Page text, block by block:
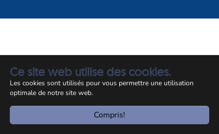
Ce site web utilise des cookies.
Les cookies sont utilisés pour vous permettre une utilisation
optimale de notre site web.
Compris!